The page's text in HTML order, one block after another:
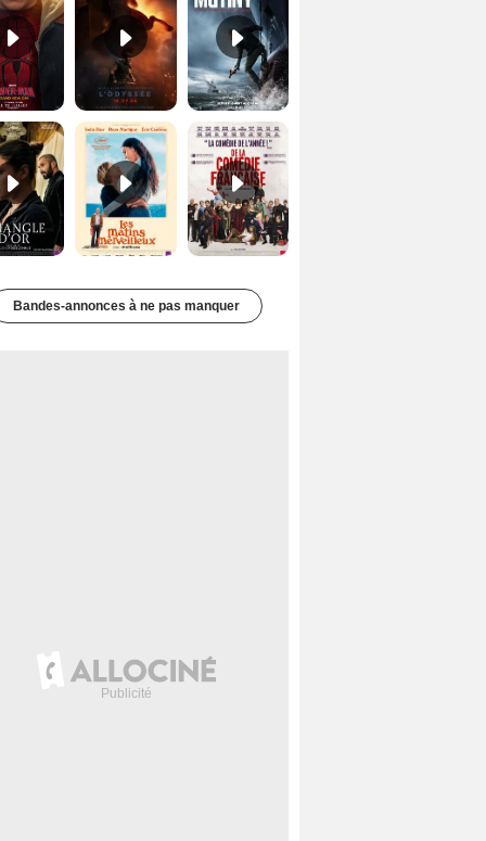
Les Matins merveilleux Bande-annonce VF De la Comédie-Française Teaser VF
Bandes-annonces à ne pas manquer